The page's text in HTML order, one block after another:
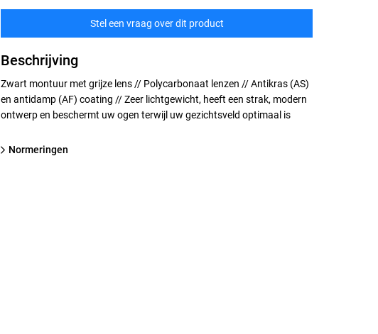
Stel een vraag over dit product
Beschrijving
Zwart montuur met grijze lens // Polycarbonaat lenzen // Antikras (AS)
en antidamp (AF) coating // Zeer lichtgewicht, heeft een strak, modern
ontwerp en beschermt uw ogen terwijl uw gezichtsveld optimaal is
normeringen